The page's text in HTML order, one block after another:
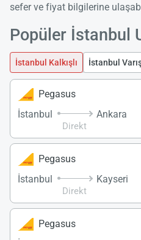
sefer ve fiyat bilgilerine
Popüler İstanbul
İstanbul Kalkışlı İstanbul
Pegasus
İstanbul
Direkt
Ankara
Pegasus
İstanbul
Direkt
Kayseri
Pegasus